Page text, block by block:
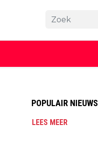
POPULAIR NIEUWS
LEES MEER